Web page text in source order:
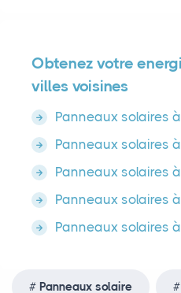
Obtenez votre
villes voisines
Panneaux solaires
Panneaux solaires
Panneaux solaires
Panneaux solaires
Panneaux solaires
Panneaux solaire